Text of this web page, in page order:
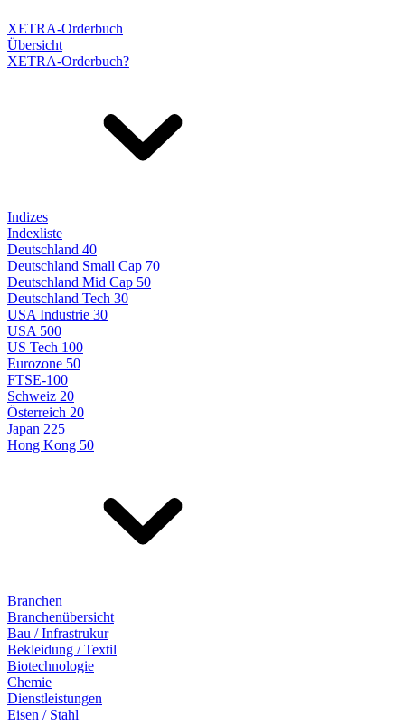
XETRA-Orderbuch
Übersicht
XETRA-Orderbuch?
Indizes
Indexliste
Deutschland 40
Deutschland Small Cap 70
Deutschland Mid Cap 50
Deutschland Tech 30
USA Industrie 30
USA 500
US Tech 100
Eurozone 50
FTSE-100
Schweiz 20
Österreich 20
Japan 225
Hong Kong 50
Branchen
Branchenübersicht
Bau / Infrastrukur
Bekleidung / Textil
Biotechnologie
Chemie
Dienstleistungen
Eisen / Stahl